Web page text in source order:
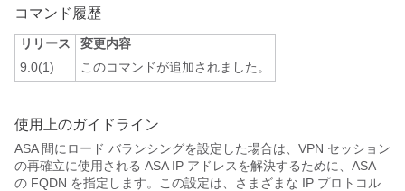
コマンド履歴
リリース
変更内容
9.0(1)
このコマンドが追加されました。
使用上のガイドライン
ASA 間にロード バランシングを設定した場合は、VPN セッション
の再確立に使用される ASA IP アドレスを解決するために、ASA
の FQDN を指定します。この設定は、さまざまな IP プロトコル